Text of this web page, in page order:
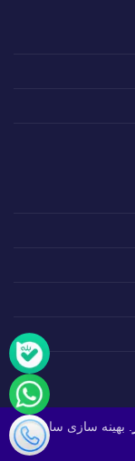
. بهینه سازی سایت :